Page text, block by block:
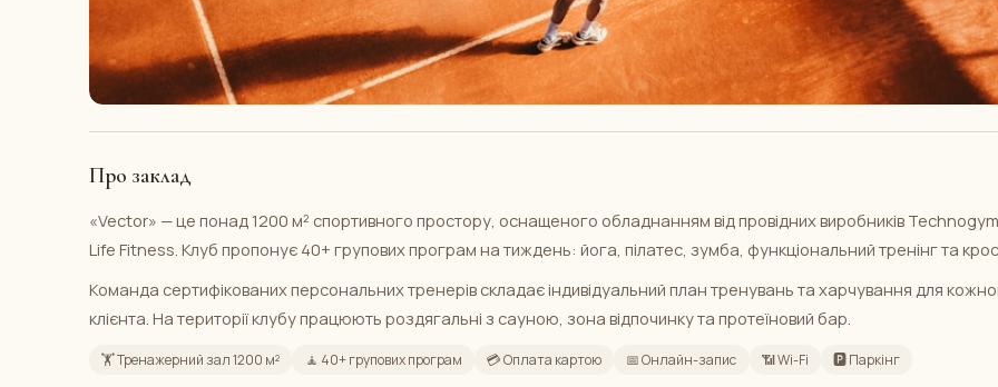
Про заклад
«Vector» — це понад 1200 м² спортивного простору, оснащеного обладнанням від провідних виробників
Life Fitness. Клуб пропонує 40+ групових програм на тиждень: йога, пілатес, зумба, функціональний тренінг та
Команда сертифікованих персональних тренерів складає індивідуальний план тренувань та харчування для
клієнта. На території клубу працюють роздягальні з сауною, зона відпочинку та протеїновий бар.
🏋️ Тренажерний зал 1200 м² 🧘 40+ групових програм 💳 Оплата картою 📅 Онлайн-запис 📶 Wi-Fi 🅿️ Паркінг